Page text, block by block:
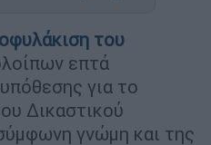
του
επτά
για το
Δικαστικού
γνώμη και της